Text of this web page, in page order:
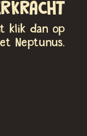
klik dan op
Neptunus.